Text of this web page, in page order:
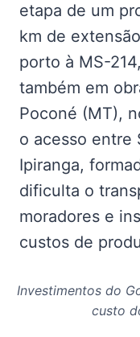
etapa de um
km de
porto à MS-
também em
Poconé (MT),
o acesso entre
Ipiranga,
dificulta o
moradores e
custos de
Investimentos do
custo